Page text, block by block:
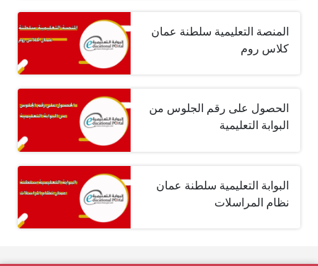
المنصة التعليمية سلطنة عمان
كلاس روم
الحصول على رقم الجلوس من
البوابة التعليمية
البوابة التعليمية سلطنة عمان
نظام المراسلات